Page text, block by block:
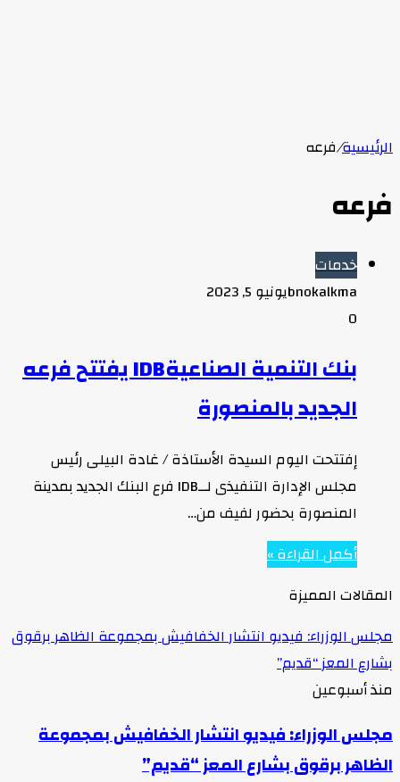
الرئيسية/فرعه
فرعه
خدمات
bnokalkmaيونيو 5, 2023
0
بنك التنمية الصناعيةIDB يفتتح فرعه
الجديد بالمنصورة
إفتتحت اليوم السيدة الأستاذة / غادة البيلى رئيس
مجلس الإدارة التنفيذى لــIDB فرع البنك الجديد بمدينة
المنصورة بحضور لفيف من…
أكمل القراءة »
المقالات المميزة
مجلس الوزراء: فيديو انتشار الخفافيش بمجموعة الظاهر برقوق
بشارع المعز “قديم”
منذ أسبوعين
مجلس الوزراء: فيديو انتشار الخفافيش بمجموعة
الظاهر برقوق بشارع المعز “قديم”